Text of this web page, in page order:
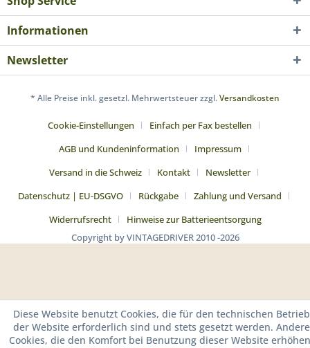
Informationen
Newsletter
* Alle Preise inkl. gesetzl. Mehrwertsteuer zzgl.Versandkosten
Cookie-Einstellungen
Einfach per Fax bestellen
AGB und Kundeninformation
Impressum
Versand in die Schweiz
Kontakt
Newsletter
Datenschutz | EU-DSGVO
Rückgabe
Zahlung und Versand
Widerrufsrecht
Hinweise zur Batterieentsorgung
Copyright by VINTAGEDRIVER 2010 -2026
Diese Website benutzt Cookies, die für den technischen Betrieb
der Website erforderlich sind und stets gesetzt werden. Andere
Cookies, die den Komfort bei Benutzung dieser Website